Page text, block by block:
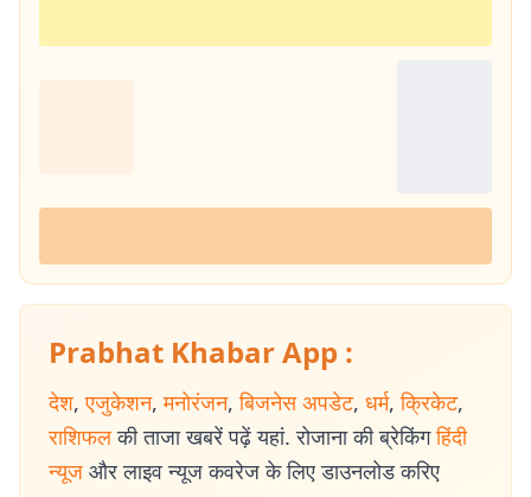
Prabhat Khabar App :
देश, एजुकेशन, मनोरंजन, बिजनेस अपडेट, धर्म, क्रिकेट,
राशिफल की ताजा खबरें पढ़ें यहां. रोजाना की ब्रेकिंग हिंदी
न्यूज और लाइव न्यूज कवरेज के लिए डाउनलोड करिए